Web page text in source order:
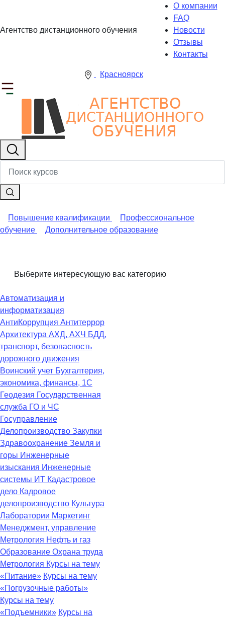
Агентство дистанционного обучения
О компании
FAQ
Новости
Отзывы
Контакты
Красноярск
Повышение квалификации
Профессиональное
обучение
Дополнительное образование
Выберите интересующую вас категорию
Автоматизация и
информатизация
АнтиКоррупция Антитеррор
Архитектура АХД, АХЧ БДД,
транспорт, безопасность
дорожного движения
Воинский учет Бухгалтерия,
экономика, финансы, 1С
Геодезия Государственная
служба ГО и ЧС
Госуправление
Делопроизводство Закупки
Здравоохранение Земля и
горы Инженерные
изыскания Инженерные
системы ИТ Кадастровое
дело Кадровое
делопроизводство Культура
Лаборатории Маркетинг
Менеджмент, управление
Метрология Нефть и газ
Образование Охрана труда
Метрология Курсы на тему
«Питание» Курсы на тему
«Погрузочные работы»
Курсы на тему
«Подъемники» Курсы на